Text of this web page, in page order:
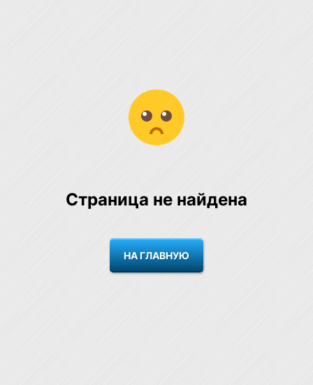
Страница не найдена
НА ГЛАВНУЮ